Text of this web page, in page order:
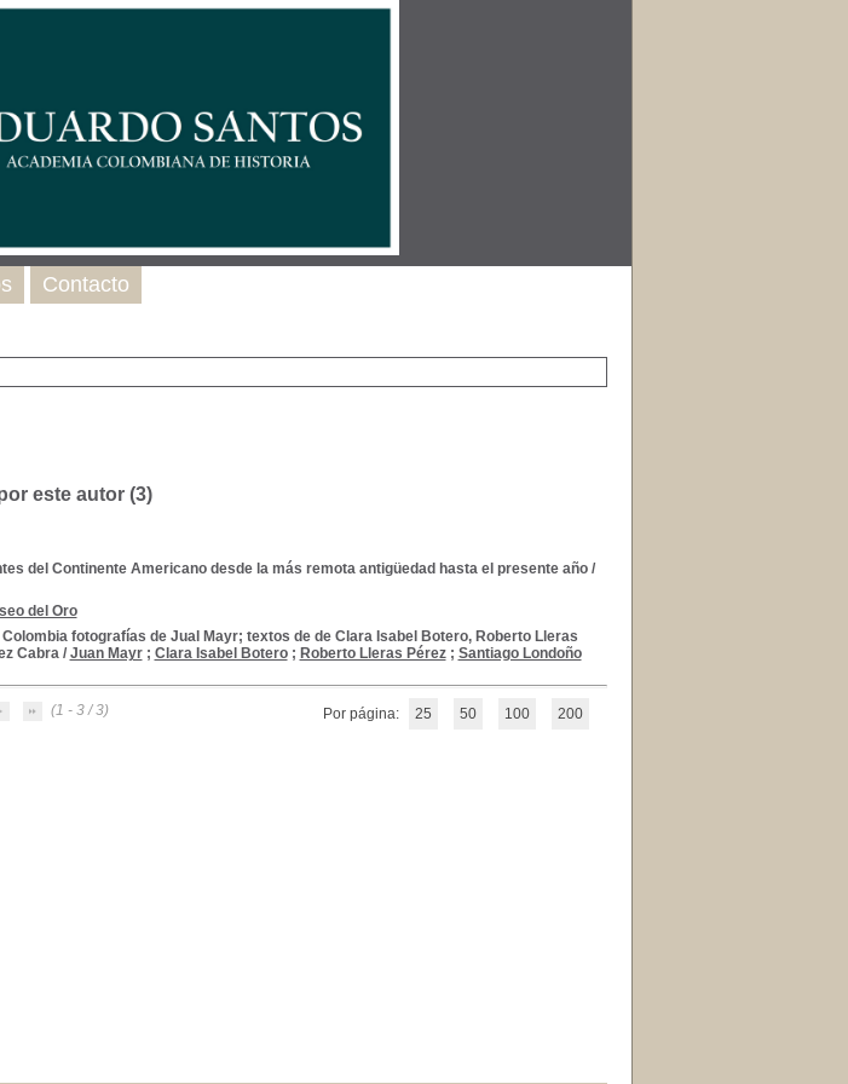
este autor (3)
del Continente Americano desde la más remota antigüedad hasta el presente año/
del Oro
fotografías de Jual Mayr; textos de de Clara Isabel Botero, Roberto Lleras
Cabra/ Juan Mayr; Clara Isabel Botero; Roberto Lleras Pérez; Santiago Londoño
(1 - 3 / 3) Por página: 25 50 100 200
Contacto